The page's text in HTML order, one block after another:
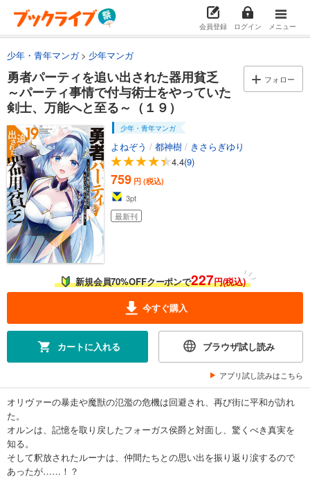
会員登録 ログイン メニュー
少年・青年マンガ 少年マンガ
勇者パーティを追い出された器用貧乏
～パーティ事情で付与術士をやっていた
剣士、万能へと至る～（１９）
フォロー
少年・青年マンガ
よねぞう / 都神樹 / きさらぎゆり
4.4(9)
759 円 (税込)
3pt
最新刊
新規会員70%OFFクーポンで227円(税込)
今すぐ購入
カートに入れる ブラウザ試し読み
アプリ試し読みはこちら
オリヴァーの暴走や魔獣の氾濫の危機は回避され、再び街に平和が訪れ
た。
オルンは、記憶を取り戻したフォーガス侯爵と対面し、驚くべき真実を
知る。
そして釈放されたルーナは、仲間たちとの思い出を振り返り涙するので
あったが……！？
期間限定無料版あり
792円 (税込)
あらすじを表示する
792円 (税込)
あらすじを表示する
792円 (税込)
あらすじを表示する
あらすじを表示する
勇者パーティを追い出された器用貧乏 ～パーティ事情で付与術士をやっていた剣士、万能へと至る～（８）
792